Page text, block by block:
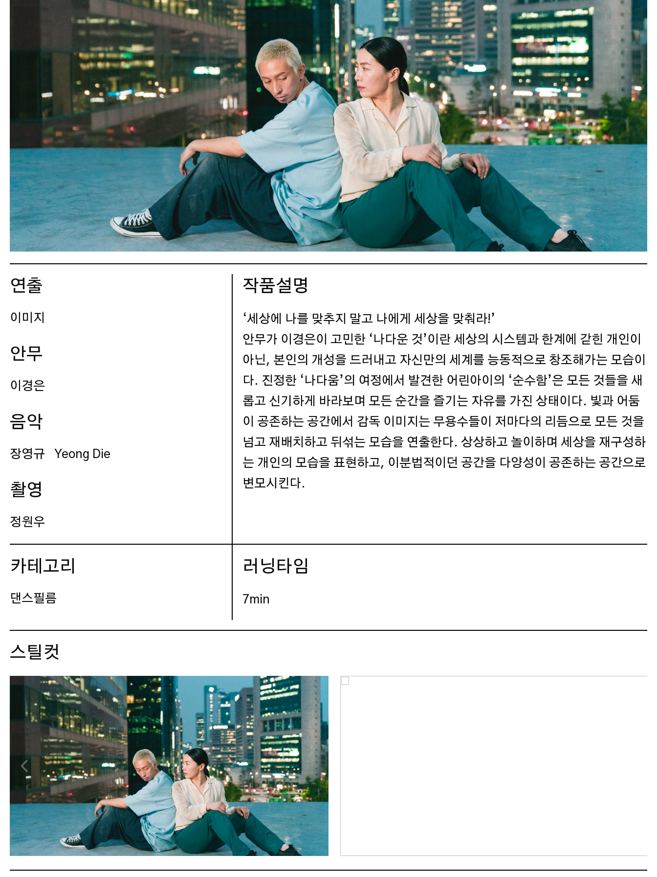
연출
이미지
안무
이경은
음악
장영규 Yeong Die
촬영
정원우
조명
김동주
편집
이미지
출연
이경은 고준영(DROP)
김동주
김영은
박지원(G1) 김아인
작품설명
‘세상에 나를 맞추지 말고 나에게 세상을 맞춰라!’
안무가 이경은이 고민한 ‘나다운 것’이란 세상의 시스템과 한계에 갇힌 개인이
아닌, 본인의 개성을 드러내고 자신만의 세계를 능동적으로 창조해가는 모습이
다. 진정한 ‘나다움’의 여정에서 발견한 어린아이의 ‘순수함’은 모든 것들을 새
롭고 신기하게 바라보며 모든 순간을 즐기는 자유를 가진 상태이다. 빛과 어둠
이 공존하는 공간에서 감독 이미지는 무용수들이 저마다의 리듬으로 모든 것을
넘고 재배치하고 뒤섞는 모습을 연출한다. 상상하고 놀이하며 세상을 재구성하
는 개인의 모습을 표현하고, 이분법적이던 공간을 다양성이 공존하는 공간으로
변모시킨다.
카테고리
댄스필름
러닝타임
7min
스틸컷